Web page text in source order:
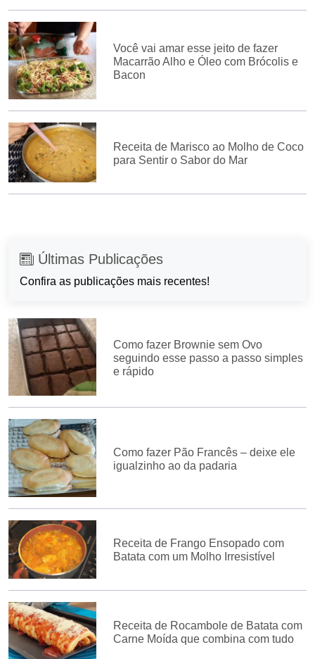
Você vai amar esse jeito de fazer
Macarrão Alho e Óleo com Brócolis e
Bacon
Receita de Marisco ao Molho de Coco
para Sentir o Sabor do Mar
Últimas Publicações
Confira as publicações mais recentes!
Como fazer Brownie sem Ovo
seguindo esse passo a passo simples
e rápido
Como fazer Pão Francês – deixe ele
igualzinho ao da padaria
Receita de Frango Ensopado com
Batata com um Molho Irresistível
Receita de Rocambole de Batata com
Carne Moída que combina com tudo